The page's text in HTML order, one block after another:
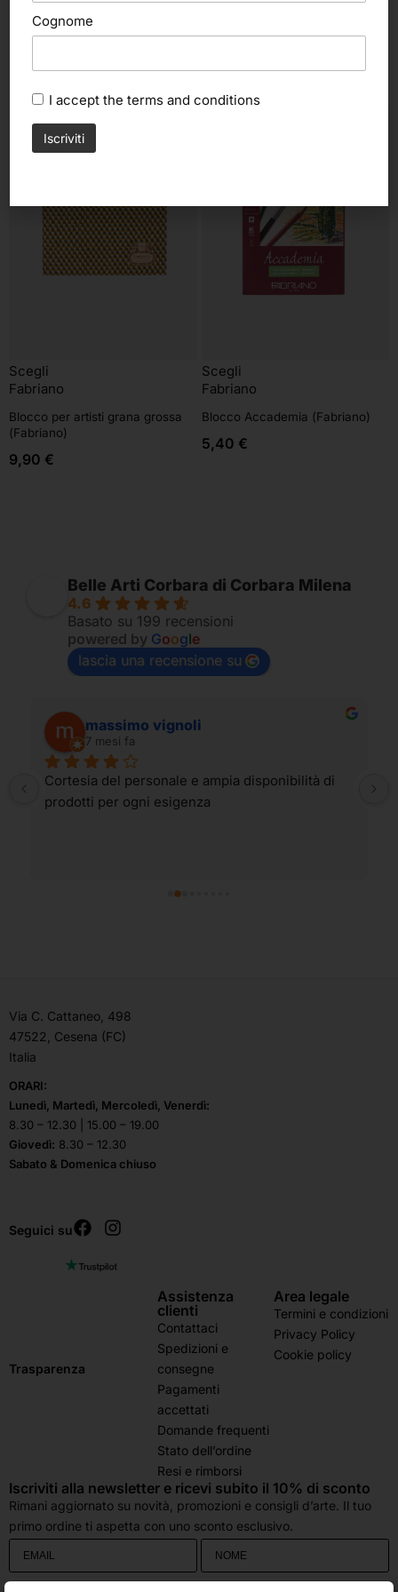
altri nostri prodotti
Scegli
Fabriano
Blocco per artisti grana grossa
(Fabriano)
9,90 €
Scegli
Fabriano
Blocco Accademia (Fabriano)
5,40 €
Belle Arti Corbara di Corbara Milena
4.6
Basato su 199 recensioni
powered by Google
lascia una recensione su
massimo vignoli
7 mesi fa
Cortesia del personale e ampia disponibilità di
prodotti per ogni esigenza
Via C. Cattaneo, 498
47522, Cesena (FC)
Italia
ORARI:
Lunedì, Martedì, Mercoledì, Venerdì:
8.30 – 12.30 | 15.00 – 19.00
Giovedì: 8.30 – 12.30
Sabato & Domenica chiuso
Seguici su
Trasparenza
Assistenza
clienti
Contattaci
Spedizioni e
consegne
Pagamenti
accettati
Domande frequenti
Stato dell’ordine
Resi e rimborsi
Area legale
Termini e condizioni
Privacy Policy
Cookie policy
Iscriviti alla newsletter e ricevi subito il 10% di sconto
Rimani aggiornato su novità, promozioni e consigli d’arte. Il tuo
primo ordine ti aspetta con uno sconto esclusivo.
Cognome
I accept the terms and conditions